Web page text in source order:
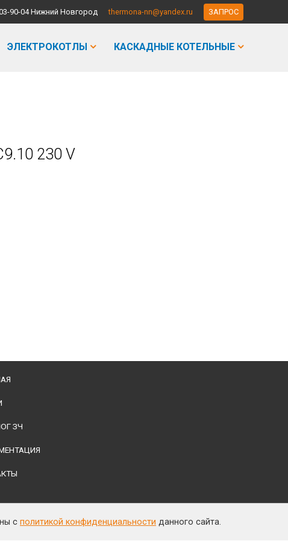
90-04 Нижний Новгород thermona-nn@yandex.ru ЗАПРОС
ЭЛЕКТРОКОТЛЫ КАСКАДНЫЕ КОТЕЛЬНЫЕ
230 V
ЗЧ
с политикой конфиденциальности данного сайта.